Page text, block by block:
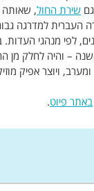
שירת החול, שאותה
העברית למדרגה
לפי מנהגי
– והיה לחלק מן
ויוצר אפיק
באתר פיוט.